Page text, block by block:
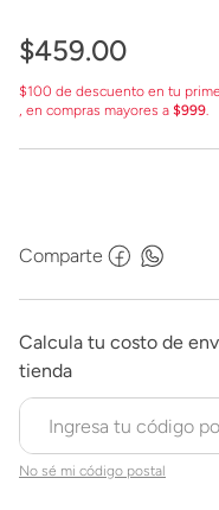
$459.00
$100 de descuento en tu
, en compras mayores a $999.
Comparte
No sé mi código postal